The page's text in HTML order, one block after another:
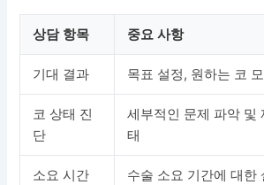
상담 항목 중요 사항
기대 결과 목표 설정, 원하는 코
코 상태 진
단
세부적인 문제 파악 및
태
소요 시간 수술 소요 기간에 대한